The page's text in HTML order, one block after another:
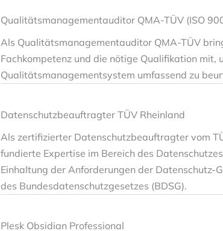
Qualitätsmanagementauditor QMA-TÜV (ISO
Als Qualitätsmanagementauditor QMA-TÜV
Fachkompetenz und die nötige Qualifikation mit,
Qualitätsmanagementsystem umfassend zu
Datenschutzbeauftragter TÜV Rheinland
Als zertifizierter Datenschutzbeauftragter vom
fundierte Expertise im Bereich des
Einhaltung der Anforderungen der Datenschutz-
des Bundesdatenschutzgesetzes (BDSG).
Plesk Obsidian Professional